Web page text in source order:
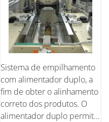
Sistema de empilhamento
com alimentador duplo, a
fim de obter o alinhamento
correto dos produtos. O
alimentador duplo permite